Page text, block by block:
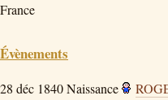
France
Évènements
28 déc 1840Naissance